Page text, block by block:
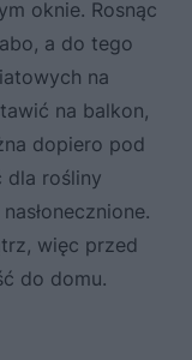
oknie. Rosnąc
a do tego
na
na balkon,
dopiero pod
dla rośliny
więc przed
do domu.